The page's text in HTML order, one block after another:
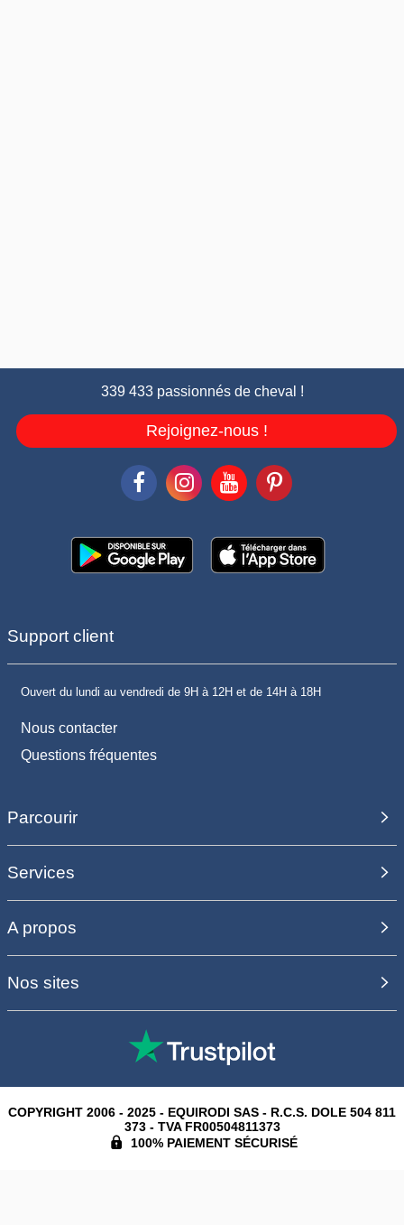
339 433 passionnés de cheval !
Rejoignez-nous !
Support client
Ouvert du lundi au vendredi de 9H à 12H et de 14H à 18H
Nous contacter
Questions fréquentes
Parcourir
Services
A propos
Nos sites
COPYRIGHT 2006 - 2025 - EQUIRODI SAS - R.C.S. DOLE 504 811
373 - TVA FR00504811373
100% PAIEMENT SÉCURISÉ